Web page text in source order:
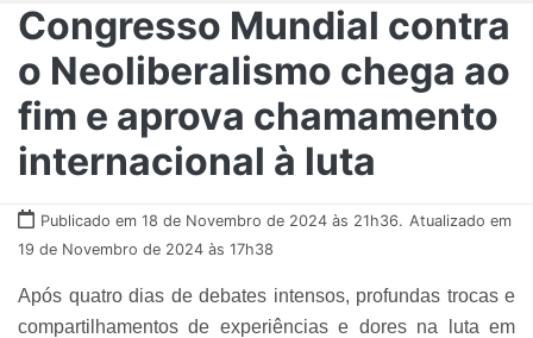
Congresso Mundial contra
o Neoliberalismo chega ao
fim e aprova chamamento
internacional à luta
Publicado em 18 de Novembro de 2024 às 21h36. Atualizado em
19 de Novembro de 2024 às 17h38
Após quatro dias de debates intensos, profundas trocas e
compartilhamentos de experiências e dores na luta em